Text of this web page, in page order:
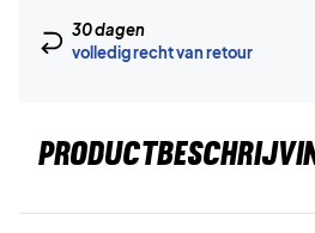
30 dagen
volledig recht van retour